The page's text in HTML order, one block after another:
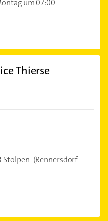
um 07:00
Thierse
Stolpen (Rennersdorf-